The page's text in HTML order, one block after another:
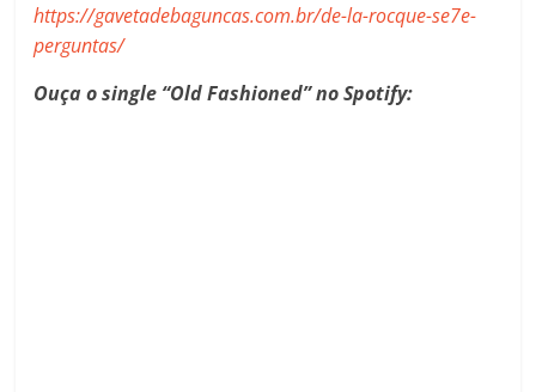
https://gavetadebaguncas.com.br/de-la-rocque-se7e-
perguntas/
Ouça o single “Old Fashioned” no Spotify: